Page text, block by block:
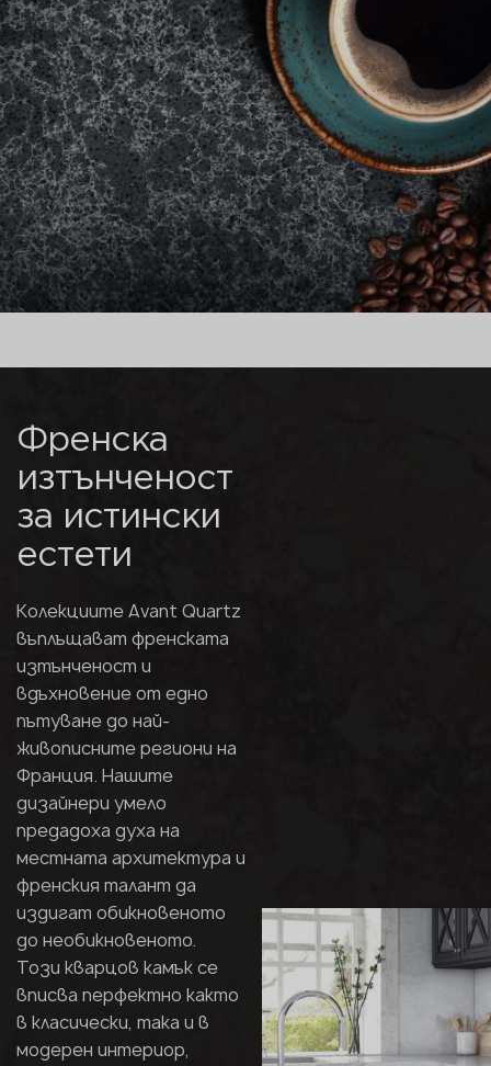
Френска
изтънченост
за истински
естети
Колекциите Avant Quartz
въплъщават френската
изтънченост и
вдъхновение от едно
пътуване до най-
живописните региони на
Франция. Нашите
дизайнери умело
предадоха духа на
местната архитектура и
френския талант да
издигат обикновеното
до необикновеното.
Този кварцов камък се
вписва перфектно както
в класически, така и в
модерен интериор,